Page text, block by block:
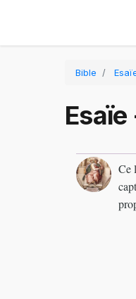
Bible
Ce